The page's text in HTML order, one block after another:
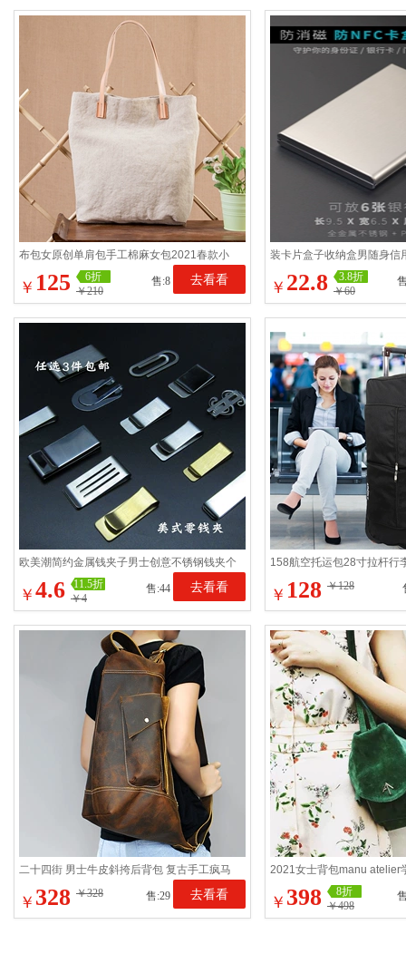
布包女原创单肩包手工棉麻女包2021春款小
众日系手提大帆布包简约
￥ 125
6折
￥210
售:8 去看看
装卡片盒子收纳盒男随身信
不锈钢银行卡盒金属卡包
￥ 22.8
3.8折
￥60
欧美潮简约金属钱夹子男士创意不锈钢钱夹个
性钞票夹子超薄钱包
￥ 4.6
11.5折
￥4
售:44 去看看
158航空托运包28寸拉杆行
量帆布出国搬家旅行箱包
￥ 128 ￥128
二十四街 男士牛皮斜挎后背包 复古手工疯马
皮单肩包多功能男包
￥ 328 ￥328 售:29 去看看
2021女士背包manu atelier
美潮箭头包手腕包软皮
￥ 398
8折
￥498